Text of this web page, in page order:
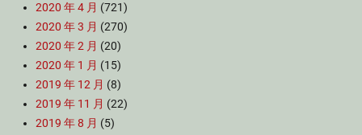
2020 年 4 月 (721)
2020 年 3 月 (270)
2020 年 2 月 (20)
2020 年 1 月 (15)
2019 年 12 月 (8)
2019 年 11 月 (22)
2019 年 8 月 (5)